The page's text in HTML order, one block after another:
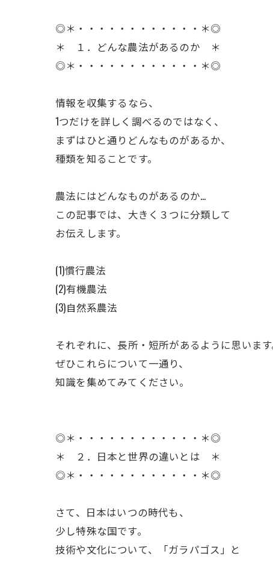
◎＊・・・・・・・・・・・・＊◎
＊ １．どんな農法があるのか ＊
◎＊・・・・・・・・・・・・＊◎
ㅤ情報を収集するなら、
1つだけを詳しく調べるのではなく、
まずはひと通りどんなものがあるか、
種類を知ることです。
ㅤ農法にはどんなものがあるのか…ㅤ
ㅤこの記事では、大きく３つに分類して
お伝えします。
(1)慣行農法
(2)有機農法
(3)自然系農法
ㅤそれぞれに、長所・短所があるように思います
ぜひこれらについて一通り、
知識を集めてみてください。
◎＊・・・・・・・・・・・・＊◎
＊ ２．日本と世界の違いとは ＊
◎＊・・・・・・・・・・・・＊◎
ㅤさて、日本はいつの時代も、
少し特殊な国です。
技術や文化について、「ガラパゴス」と